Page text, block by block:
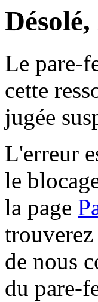
Le pare-
cette
jugée
L'erreur
le
la page
de nous
du pare-